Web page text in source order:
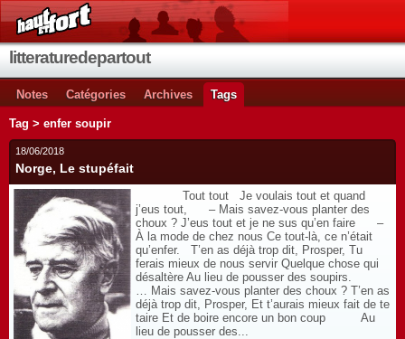
litteraturedepartout
Notes Catégories Archives Tags
Tag > enfer soupir
18/06/2018
Norge, Le stupéfait
Tout tout Je voulais tout et quand
j’eus tout, – Mais savez-vous planter des
choux ? J’eus tout et je ne sus qu’en faire –
À la mode de chez nous Ce tout-là, ce n’était
qu’enfer. T’en as déjà trop dit, Prosper, Tu
ferais mieux de nous servir Quelque chose qui
désaltère Au lieu de pousser des soupirs.
… Mais savez-vous planter des choux ? T’en as
déjà trop dit, Prosper, Et t’aurais mieux fait de te
taire Et de boire encore un bon coup Au
lieu de pousser des...